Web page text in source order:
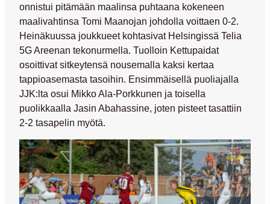
onnistui pitämään maalinsa puhtaana kokeneen
maalivahtinsa Tomi Maanojan johdolla voittaen 0-2.
Heinäkuussa joukkueet kohtasivat Helsingissä Telia
5G Areenan tekonurmella. Tuolloin Kettupaidat
osoittivat sitkeytensä nousemalla kaksi kertaa
tappioasemasta tasoihin. Ensimmäisellä puoliajalla
JJK:lta osui Mikko Ala-Porkkunen ja toisella
puolikkaalla Jasin Abahassine, joten pisteet tasattiin
2-2 tasapelin myötä.